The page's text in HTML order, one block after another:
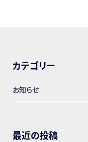
カテゴリー
お知らせ
最近の投稿